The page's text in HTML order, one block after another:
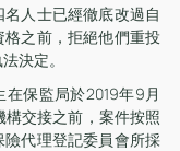
人士已經徹底改過自
之前，拒絕他們重投
決定。
保監局於2019年9月
交接之前，案件按照
代理登記委員會所採